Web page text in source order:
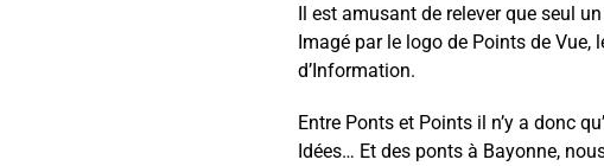
Il est amusant de relever que seul
Imagé par le logo de Points de Vue,
d’Information.
Entre Ponts et Points il n’y a donc
Idées… Et des ponts à Bayonne,